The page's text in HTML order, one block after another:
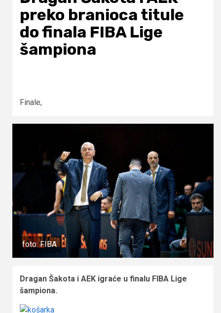
preko branioca titule
do finala FIBA Lige
šampiona
Finale,
foto: FIBA
Dragan Šakota i AEK igraće u finalu FIBA Lige
šampiona.